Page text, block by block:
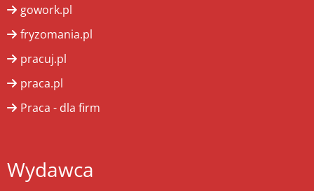
gowork.pl
fryzomania.pl
pracuj.pl
praca.pl
Praca - dla firm
Wydawca